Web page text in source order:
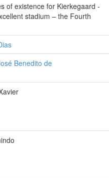
of existence for Kierkegaard -
stadium – the Fourth
Benedito de